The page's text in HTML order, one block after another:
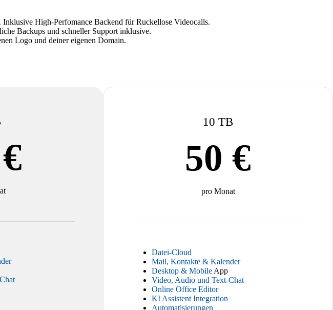
. Inklusive High-Perfomance Backend für Ruckellose Videocalls.
Backups und schneller Support inklusive.
Logo und deiner eigenen Domain.
10 TB
50 €
pro Monat
Datei-Cloud
Mail, Kontakte & Kalender
Desktop & Mobile App
Video, Audio und Text-Chat
Online Office Editor
KI Assistent Integration
Automatisierungen